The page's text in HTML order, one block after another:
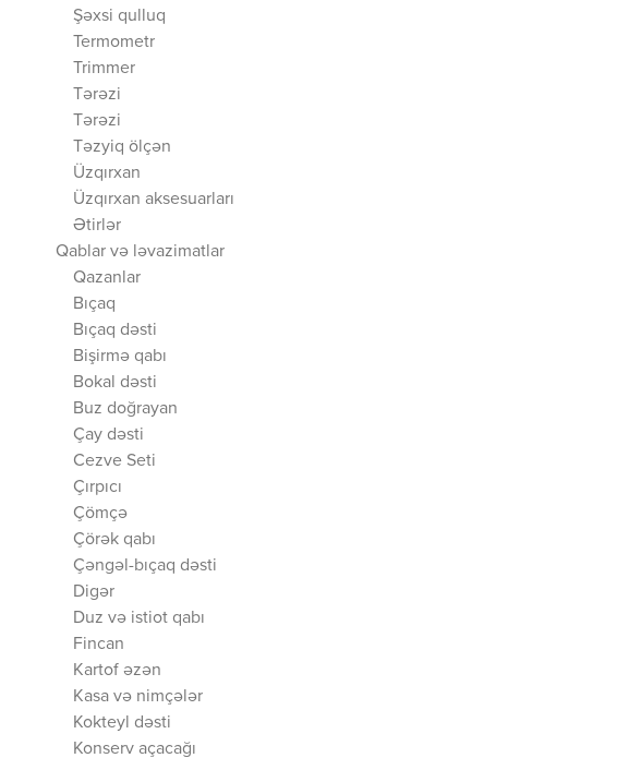
Şəxsi qulluq
Termometr
Trimmer
Tərəzi
Tərəzi
Təzyiq ölçən
Üzqırxan
Üzqırxan aksesuarları
Ətirlər
Qablar və ləvazimatlar
Qazanlar
Bıçaq
Bıçaq dəsti
Bişirmə qabı
Bokal dəsti
Buz doğrayan
Çay dəsti
Cezve Seti
Çırpıcı
Çömçə
Çörək qabı
Çəngəl-bıçaq dəsti
Digər
Duz və istiot qabı
Fincan
Kartof əzən
Kasa və nimçələr
Kokteyl dəsti
Konserv açacağı